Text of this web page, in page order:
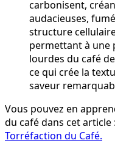
carbonisent,
audacieuses,
structure
permettant à une
lourdes du café
ce qui crée la
saveur
Vous pouvez en
du café dans cet article :
Torréfaction du Café.